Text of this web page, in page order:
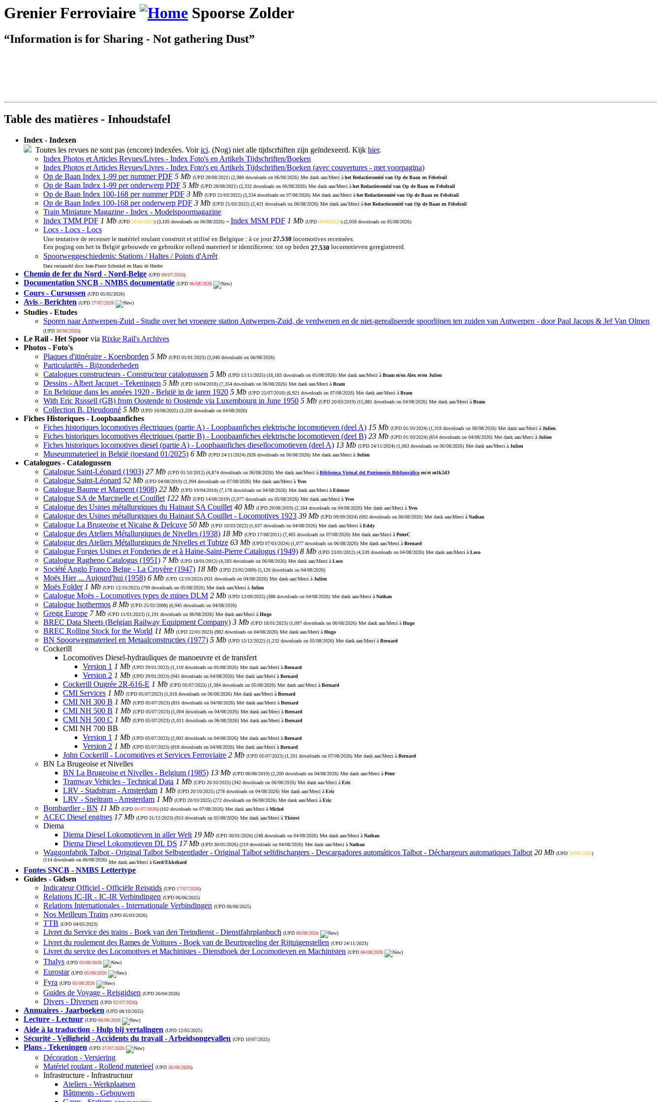
Grenier Ferroviaire Spoorse Zolder
“Information is for Sharing - Not gathering Dust”
Table des matières - Inhoudstafel
Index - Indexen
Toutes les revues ne sont pas (encore) indexées. Voirici. (Nog) niet alle tijdscrhiften zijn geïndexeerd. Kijk hier.
Index Photos et Articles Revues/Livres - Index Foto's en Artikels Tijdschriften/Boeken
Index Photos et Articles Revues/Livres - Index Foto's en Artikels Tijdschriften/Boeken (avec couvertures - met voorpagina)
Op de Baan Index 1-99 per nummer PDF 5 Mb (UPD 28/08/2021) (2,980 downloads on 06/08/2026) Met dank aan/Merci à het Redactiecomité van Op de Baan en Febelrail
Op de Baan Index 1-99 per onderwerp PDF 5 Mb (UPD 28/08/2021) (2,332 downloads on 06/08/2026) Met dank aan/Merci à het Redactiecomité van Op de Baan en Febelrail
Op de Baan Index 100-168 per nummer PDF 3 Mb (UPD 21/03/2022) (3,234 downloads on 07/08/2026) Met dank aan/Merci à het Redactiecomité van Op de Baan en Febelrail
Op de Baan Index 100-168 per onderwerp PDF 3 Mb (UPD 21/03/2022) (2,421 downloads on 06/08/2026) Met dank aan/Merci à het Redactiecomité van Op de Baan en Febelrail
Train Miniature Magazine - Index - Modelspoormagazine
Index TMM PDF 1 Mb (UPD 26/06/2026) (3,105 downloads on 06/08/2026) - Index MSM PDF 1 Mb (UPD 26/06/2026) (2,058 downloads on 05/08/2026)
Locs - Locs - Locs
Une tentative de recenser le matériel roulant construit et utilisé en Belgique : à ce jour27.530 locomotives recensées.
Een poging om het in België gebouwde en gebruikte rollend materieel te identificeren: tot op heden 27.530 locomotieven geregistreerd.
Spoorweggeschiedenis: Stations / Haltes / Points d'Arrêt
Data verzameld door Jean-Pierre Schenkel en Hans de Herder
Chemin de fer du Nord - Nord-Belge (UPD 09/07/2026)
Documentation SNCB - NMBS documentatie (UPD 06/08/2026 )
Cours - Cursussen (UPD 05/05/2026)
Avis - Berichten (UPD 27/07/2026 )
Studies - Etudes
Sporen naar Antwerpen-Zuid - Studie over het vroegere station Antwerpen-Zuid, de verdwenen en de niet-gerealiseerde spoorlijnen ten zuiden van Antwerpen - door Paul Jacops & Jef Van Olmen
(UPD 30/06/2026)
Le Rail - Het Spoor via Rixke Rail's Archives
Photos - Foto's
Plaques d'itinéraire - Koersborden 5 Mb (UPD 01/01/2023) (3,049 downloads on 06/08/2026)
Particularités - Bijzonderheden
Catalogues constructeurs - Constructeur catalogussen 5 Mb (UPD 13/11/2025) (18,183 downloads on 05/08/2026) Met dank aan/Merci à Bram et/en Alex et/en Julien
Dessins - Albert Jacquet - Tekeningen 5 Mb (UPD 16/04/2018) (7,354 downloads on 06/08/2026) Met dank aan/Merci à Bram
En Belgique dans les années 1920 - België in de jaren 1920 5 Mb (UPD 25/07/2018) (6,921 downloads on 07/08/2026) Met dank aan/Merci à Bram
With Eric Russell (GB) from Oostende to Oostende via Luxembourg in June 1950 5 Mb (UPD 20/03/2019) (15,881 downloads on 04/08/2026) Met dank aan/Merci à Bram
Collection B. Dieudonné 5 Mb (UPD 16/08/2025) (3,259 downloads on 04/08/2026)
Fiches Historiques - Loopbaanfiches
Fiches historiques locomotives électriques (partie A) - Loopbaanfiches elektrische locomotieven (deel A) 15 Mb (UPD 01/10/2024) (1,318 downloads on 06/08/2026) Met dank aan/Merci à Julien
Fiches historiques locomotives électriques (partie B) - Loopbaanfiches elektrische locomotieven (deel B) 23 Mb (UPD 01/10/2024) (854 downloads on 04/08/2026) Met dank aan/Merci à Julien
Fiches historiques locomotives diesel (partie A) - Loopbaanfiches diesellocomotieven (deel A) 13 Mb (UPD 24/11/2024) (1,063 downloads on 06/08/2026) Met dank aan/Merci à Julien
Museummaterieel in België (toestand 01/2025) 6 Mb (UPD 24/11/2024) (926 downloads on 06/08/2026) Met dank aan/Merci à Julien
Catalogues - Catalogussen
Catalogue Saint-Léonard (1903) 27 Mb (UPD 01/10/2012) (4,874 downloads on 06/08/2026) Met dank aan/Merci à Biblioteca Virtual del Patrimonio Bibliográfico en/et m1k2d3
Catalogue Saint-Léonard 52 Mb (UPD 04/08/2019) (1,994 downloads on 07/08/2026) Met dank aan/Merci à Yves
Catalogue Baume et Marpent (1908) 22 Mb (UPD 19/04/2010) (7,178 downloads on 04/08/2026) Met dank aan/Merci à Etienne
Catalogue SA de Marcinelle et Couillet 122 Mb (UPD 14/08/2019) (2,077 downloads on 05/08/2026) Met dank aan/Merci à Yves
Catalogue des Usines métallurgiques du Hainaut SA Couillet 40 Mb (UPD 29/08/2019) (2,164 downloads on 04/08/2026) Met dank aan/Merci à Yves
Catalogue des Usines métallurgiques du Hainaut SA Couillet - Locomotives 1923 39 Mb (UPD 09/09/2024) (692 downloads on 06/08/2026) Met dank aan/Merci à Nathan
Catalogue La Brugeoise et Nicaise & Delcuve 50 Mb (UPD 10/03/2022) (1,637 downloads on 04/08/2026) Met dank aan/Merci à Eddy
Catalogue des Ateliers Métallurgiques de Nivelles (1938) 18 Mb (UPD 17/08/2011) (7,405 downloads on 07/08/2026) Met dank aan/Merci à PeterC
Catalogue des Ateliers Métallurgiques de Nivelles et Tubize 63 Mb (UPD 07/03/2024) (1,077 downloads on 06/08/2026) Met dank aan/Merci à Bernard
Catalogue Forges Usines et Fonderies de et à Haine-Saint-Pierre Catalogus (1949) 8 Mb (UPD 23/01/2012) (4,539 downloads on 04/08/2026) Met dank aan/Merci à Loco
Catalogue Ragheno Catalogus (1951) 7 Mb (UPD 18/01/2012) (4,583 downloads on 06/08/2026) Met dank aan/Merci à Loco
Société Anglo Franco Belge - La Croyère (1947) 18 Mb (UPD 23/05/2009) (5,126 downloads on 04/08/2026)
Moës Hier ... Aujourd'hui (1958) 6 Mb (UPD 12/10/2023) (931 downloads on 04/08/2026) Met dank aan/Merci à Julien
Moës Folder 1 Mb (UPD 12/10/2023) (799 downloads on 05/08/2026) Met dank aan/Merci à Julien
Catalogue Moës - Locomotives types de mines DLM 2 Mb (UPD 12/09/2025) (388 downloads on 04/08/2026) Met dank aan/Merci à Nathan
Catalogue Isothermos 8 Mb (UPD 25/02/2008) (6,945 downloads on 04/08/2026)
Gregg Europe 7 Mb (UPD 11/01/2023) (1,191 downloads on 06/08/2026) Met dank aan/Merci à Hugo
BREC Data Sheets (Belgian Railway Equipment Company) 3 Mb (UPD 18/01/2023) (1,097 downloads on 06/08/2026) Met dank aan/Merci à Hugo
BREC Rolling Stock for the World 11 Mb (UPD 22/01/2023) (982 downloads on 04/08/2026) Met dank aan/Merci à Hugo
BN Spoorwegmaterieel en Metaalconstructies (1977) 5 Mb (UPD 15/12/2022) (1,232 downloads on 05/08/2026) Met dank aan/Merci à Bernard
Cockerill
Locomotives Diesel-hydrauliques de manoeuvre et de transfert
Version 1 1 Mb (UPD 29/01/2023) (1,110 downloads on 05/08/2026) Met dank aan/Merci à Bernard
Version 2 1 Mb (UPD 29/01/2023) (943 downloads on 04/08/2026) Met dank aan/Merci à Bernard
Cockerill Ougrée 2R-616-E 1 Mb (UPD 05/07/2023) (1,384 downloads on 05/08/2026) Met dank aan/Merci à Bernard
CMI Services 1 Mb (UPD 05/07/2023) (1,018 downloads on 06/08/2026) Met dank aan/Merci à Bernard
CMI NH 300 B 1 Mb (UPD 05/07/2023) (831 downloads on 04/08/2026) Met dank aan/Merci à Bernard
CMI NH 500 B 1 Mb (UPD 05/07/2023) (1,004 downloads on 04/08/2026) Met dank aan/Merci à Bernard
CMI NH 500 C 1 Mb (UPD 05/07/2023) (1,011 downloads on 06/08/2026) Met dank aan/Merci à Bernard
CMI NH 700 BB
Version 1 1 Mb (UPD 05/07/2023) (2,002 downloads on 04/08/2026) Met dank aan/Merci à Bernard
Version 2 1 Mb (UPD 05/07/2023) (818 downloads on 04/08/2026) Met dank aan/Merci à Bernard
John Cockerill - Locomotives et Services Ferroviaire 2 Mb (UPD 05/07/2023) (1,201 downloads on 07/08/2026) Met dank aan/Merci à Bernard
BN La Brugeoise et Nivelles
BN La Brugeoise et Nivelles - Belgium (1985) 13 Mb (UPD 06/06/2019) (2,200 downloads on 04/08/2026) Met dank aan/Merci à Peter
Tramway Vehicles - Technical Data 1 Mb (UPD 20/10/2025) (342 downloads on 06/08/2026) Met dank aan/Merci à Eric
LRV - Stadstram - Amsterdam 1 Mb (UPD 20/10/2025) (278 downloads on 04/08/2026) Met dank aan/Merci à Eric
LRV - Sneltram - Amsterdam 1 Mb (UPD 20/10/2025) (272 downloads on 06/08/2026) Met dank aan/Merci à Eric
Bombardier - BN 11 Mb (UPD 01/07/2026) (102 downloads on 07/08/2026) Met dank aan/Merci à Michel
ACEC Diesel engines 17 Mb (UPD 31/12/2023) (953 downloads on 05/08/2026) Met dank aan/Merci à Thierri
Diema
Diema Diesel Lokomotieven in aller Welt 19 Mb (UPD 30/01/2026) (248 downloads on 04/08/2026) Met dank aan/Merci à Nathan
Diema Diesel Lokomotieven DL DS 17 Mb (UPD 30/01/2026) (219 downloads on 04/08/2026) Met dank aan/Merci à Nathan
Waggonfabrik Talbot - Original Talbot Selbstentlader - Original Talbot selfdischargers - Descargadores automáticos Talbot - Déchargeurs automatiques Talbot 20 Mb (UPD 20/06/2026)
(114 downloads on 06/08/2026) Met dank aan/Merci à Gerd/Ekkehard
Fontes SNCB - NMBS Lettertype
Guides - Gidsen
Indicateur Officiel - Officiële Reisgids (UPD 17/07/2026)
Relations IC-IR - IC-IR Verbindingen (UPD 06/06/2025)
Relations Internationales - Internationale Verbindingen (UPD 06/06/2025)
Nos Meilleurs Trains (UPD 05/03/2026)
TTB (UPD 04/05/2023)
Livret du Service des trains - Boek van den Treindienst - Dienstfahrplanbuch (UPD 06/08/2026 )
Livret du roulement des Rames de Voitures - Boek van de Beurtregeling der Rijtuigenstellen (UPD 24/11/2023)
Livret du service des Locomotives et Machinistes - Dienstboek der Locomotieven en Machinisten (UPD 06/08/2026 )
Thalys (UPD 05/08/2026 )
Eurostar (UPD 05/08/2026 )
Fyra (UPD 05/08/2026 )
Guides de Voyage - Reisgidsen (UPD 26/04/2026)
Divers - Diversen (UPD 02/07/2026)
Annuaires - Jaarboeken (UPD 08/10/2025)
Lecture - Lectuur (UPD 06/08/2026 )
Aide à la traduction - Hulp bij vertalingen (UPD 12/05/2025)
Sécurité - Veiligheid - Accidents du travail - Arbeidsongevallen (UPD 10/07/2025)
Plans - Tekeningen (UPD 27/07/2026 )
Décoration - Versiering
Matériel roulant - Rollend materieel (UPD 30/06/2026)
Infrastructure - Infrastructuur
Ateliers - Werkplaatsen
Bâtiments - Gebouwen